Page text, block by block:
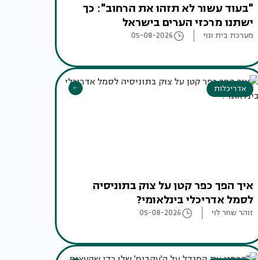
"בעוד עשור לא תזהו את הרחוב": כך
ישתנו מרכזי הערים בישראל
מערכת בית ונוי 05-08-2026
אדריכלות
איך הפך כפר קטן על צוק בתוניסיה
לסמל אדריכלי בינלאומי?
זוהר שחר לוי 05-08-2026